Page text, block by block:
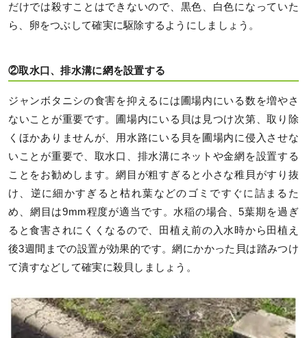
だけでは殺すことはできないので、黒色、白色になっていた
ら、卵をつぶして確実に駆除するようにしましょう。
②取水口、排水溝に網を設置する
ジャンボタニシの食害を抑えるには圃場内にいる数を増やさ
ないことが重要です。圃場内にいる貝は見つけ次第、取り除
くほかありませんが、用水路にいる貝を圃場内に侵入させな
いことが重要で、取水口、排水溝にネットや金網を設置する
ことをお勧めします。網目が粗すぎると小さな稚貝がすり抜
け、逆に細かすぎると枯れ葉などのゴミですぐに詰まるた
め、網目は9mm程度が適当です。水稲の場合、5葉期を過ぎ
ると食害されにくくなるので、田植え前の入水時から田植え
後3週間までの設置が効果的です。網にかかった貝は踏みつけ
て潰すなどして確実に殺貝しましょう。